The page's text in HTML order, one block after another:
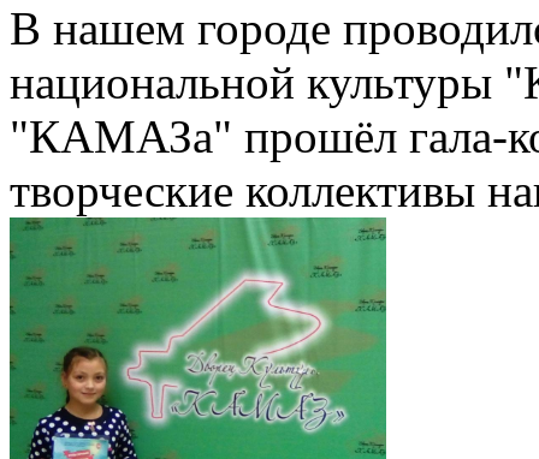
В нашем городе
национальной культуры
"КАМАЗа" прошёл гала-
творческие коллективы